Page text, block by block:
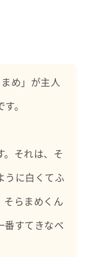
神経科、児童
プレイセラピ
め」が主人
。
。それは、そ
うに白くてふ
そらまめくん
番すてきなベ